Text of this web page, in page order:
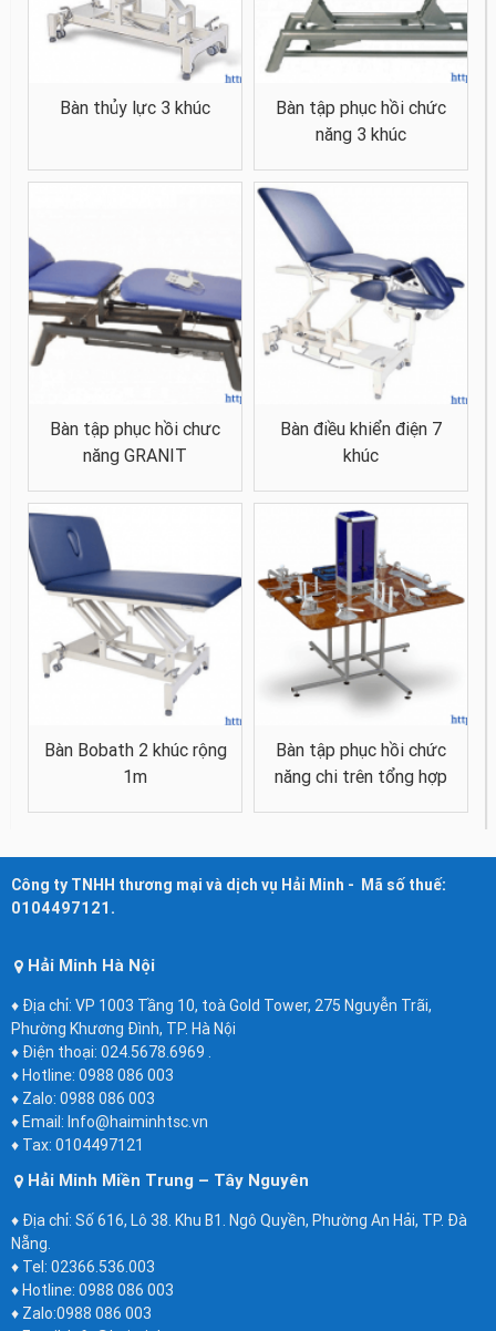
Bàn thủy lực 3 khúc
Bàn tập phục hồi chức
năng 3 khúc
Bàn tập phục hồi chưc
năng GRANIT
Bàn điều khiển điện 7
khúc
Bàn Bobath 2 khúc rộng
1m
Bàn tập phục hồi chức
năng chi trên tổng hợp
Công ty TNHH thương mại và dịch vụ Hải Minh - Mã số thuế:
0104497121.
Hải Minh Hà Nội
♦ Địa chỉ: VP 1003 Tầng 10, toà Gold Tower, 275 Nguyễn Trãi,
Phường Khương Đình, TP. Hà Nội
♦ Điện thoại: 024.5678.6969 .
♦ Hotline: 0988 086 003
♦ Zalo: 0988 086 003
♦ Email: Info@haiminhtsc.vn
♦ Tax: 0104497121
Hải Minh Miền Trung – Tây Nguyên
♦ Địa chỉ: Số 616, Lô 38. Khu B1. Ngô Quyền, Phường An Hải, TP. Đà
Nẵng.
♦ Tel: 02366.536.003
♦ Hotline: 0988 086 003
♦ Zalo:0988 086 003